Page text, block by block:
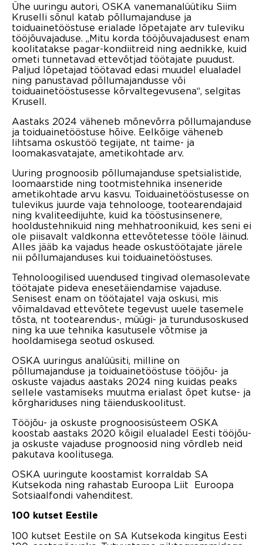
Ühe uuringu autori, OSKA vanemanalüütiku Siim
Kruselli sõnul katab põllumajanduse ja
toiduainetööstuse erialade lõpetajate arv tuleviku
tööjõuvajaduse. „Mitu korda tööjõuvajadusest enam
koolitatakse pagar-kondiitreid ning aednikke, kuid
ometi tunnetavad ettevõtjad töötajate puudust.
Paljud lõpetajad töötavad edasi muudel elualadel
ning panustavad põllumajandusse või
toiduainetööstusesse kõrvaltegevusena“, selgitas
Krusell.
Aastaks 2024 väheneb mõnevõrra põllumajanduse
ja toiduainetööstuse hõive. Eelkõige väheneb
lihtsama oskustöö tegijate, nt taime- ja
loomakasvatajate, ametikohtade arv.
Uuring prognoosib põllumajanduse spetsialistide,
loomaarstide ning tootmistehnika inseneride
ametikohtade arvu kasvu. Toiduainetööstusesse on
tulevikus juurde vaja tehnolooge, tootearendajaid
ning kvaliteedijuhte, kuid ka tööstusinsenere,
hooldustehnikuid ning mehhatroonikuid, kes seni ei
ole piisavalt valdkonna ettevõtetesse tööle läinud.
Alles jääb ka vajadus heade oskustöötajate järele
nii põllumajanduses kui toiduainetööstuses.
Tehnoloogilised uuendused tingivad olemasolevate
töötajate pideva enesetäiendamise vajaduse.
Senisest enam on töötajatel vaja oskusi, mis
võimaldavad ettevõtete tegevust uuele tasemele
tõsta, nt tootearendus-, müügi- ja turundusoskused
ning ka uue tehnika kasutusele võtmise ja
hooldamisega seotud oskused.
OSKA uuringus analüüsiti, milline on
põllumajanduse ja toiduainetööstuse tööjõu- ja
oskuste vajadus aastaks 2024 ning kuidas peaks
sellele vastamiseks muutma erialast õpet kutse- ja
kõrghariduses ning täienduskoolitust.
Tööjõu- ja oskuste prognoosisüsteem OSKA
koostab aastaks 2020 kõigil elualadel Eesti tööjõu-
ja oskuste vajaduse prognoosid ning võrdleb neid
pakutava koolitusega.
OSKA uuringute koostamist korraldab SA
Kutsekoda ning rahastab Euroopa Liit Euroopa
Sotsiaalfondi vahenditest.
100 kutset Eestile
100 kutset Eestile on SA Kutsekoda kingitus Eesti